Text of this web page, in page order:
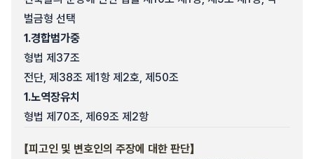
벌금형 선택
1.경합범가중
형법 제37조
전단, 제38조 제1항 제2호, 제50조
1.노역장유치
형법 제70조, 제69조 제2항
【피고인 및 변호인의 주장에 대한 판단】